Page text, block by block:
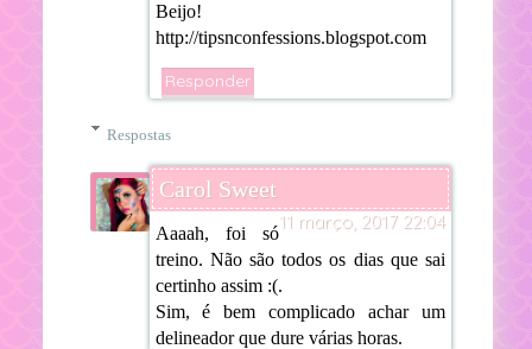
Beijo!
http://tipsnconfessions.blogspot.com
Responder
Respostas
Carol Sweet
11 março, 2017 22:04
Aaaah, foi só
treino. Não são todos os dias que sai
certinho assim :(.
Sim, é bem complicado achar um
delineador que dure várias horas.